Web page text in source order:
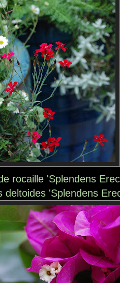
rocaille 'Splendens
deltoides 'Splendens